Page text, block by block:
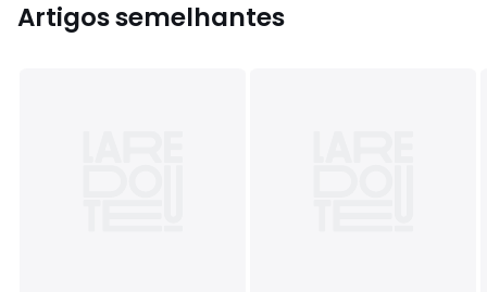
Artigos semelhantes